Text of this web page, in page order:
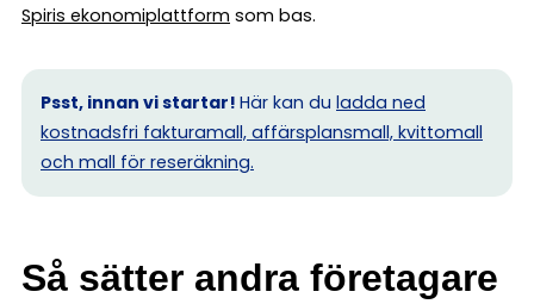
Spiris ekonomiplattform som bas.
Psst, innan vi startar! Här kan du ladda ned
kostnadsfri fakturamall, affärsplansmall, kvittomall
och mall för reseräkning.
Så sätter andra företagare